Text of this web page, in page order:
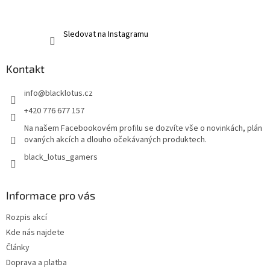
Sledovat na Instagramu
Kontakt
info@blacklotus.cz
+420 776 677 157
Na našem Facebookovém profilu se dozvíte vše o novinkách, plán
ovaných akcích a dlouho očekávaných produktech.
black_lotus_gamers
Informace pro vás
Rozpis akcí
Kde nás najdete
Články
Doprava a platba